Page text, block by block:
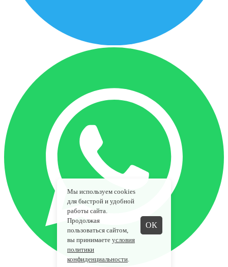
Мы используем cookies
для быстрой и удобной
работы сайта.
Продолжая
пользоваться сайтом,
вы принимаете условия
политики
конфиденциальности.
ОК